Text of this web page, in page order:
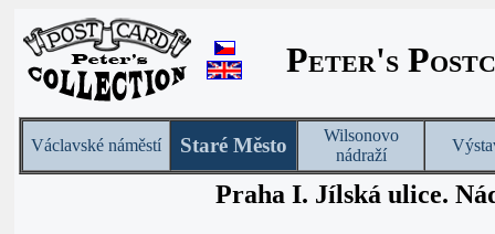
Peter's
Václavské náměstí Staré Město
Wilsonovo
nádraží
Praha I. Jílská ulice.